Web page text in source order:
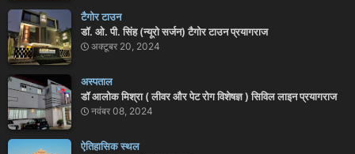
टैगोर टाउन
डॉ. ओ. पी. सिंह (न्यूरो सर्जन) टैगोर टाउन प्रयागराज
अक्टूबर 20, 2024
अस्पताल
डॉ आलोक मिश्रा ( लीवर और पेट रोग विशेषज्ञ ) सिविल लाइन प्रयागराज
नवंबर 08, 2024
ऐतिहासिक स्थल